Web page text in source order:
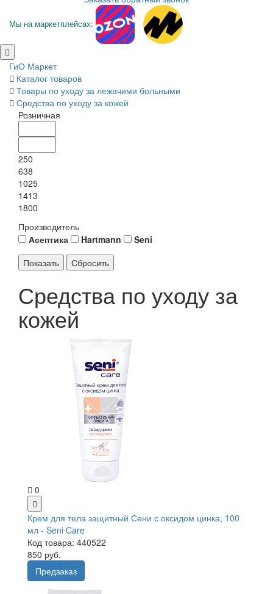
Мы на маркетплейсах:
ГиО Маркет
Каталог товаров
Товары по уходу за лежачими больными
Средства по уходу за кожей
Розничная
250
638
1025
1413
1800
Производитель
Асептика
Hartmann Seni
Средства по уходу за
кожей
0
Крем для тела защитный Сени с оксидом цинка, 100
мл - Seni Care
Код товара: 440522
850 руб.
Предзаказ